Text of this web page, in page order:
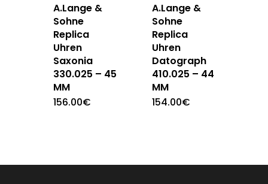
A.Lange &
Sohne
Replica
Uhren
Saxonia
330.025 – 45
MM
156.00€
A.Lange &
Sohne
Replica
Uhren
Datograph
410.025 – 44
MM
154.00€